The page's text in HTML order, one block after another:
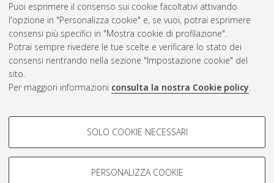
Puoi esprimere il consenso sui cookie facoltativi attivando
l'opzione in "Personalizza cookie" e, se vuoi, potrai esprimere
consensi più specifici in "Mostra cookie di profilazione".
Potrai sempre rivedere le tue scelte e verificare lo stato dei
consensi rientrando nella sezione "Impostazione cookie" del
sito.
Per maggiori informazioni consulta la nostra Cookie policy.
COOKIE DI PROFILAZIONE -
Si tratta di cookie utilizzati per analizzare le caratteristiche della
navigazione degli utenti, creare profili in base al loro comportamento
SOLO COOKIE NECESSARI
PERSONALIZZA COOKIE
Atom
Rss 1.0
Rss 2.0
AMS Laurea
Impostazioni Cookie
Informativa sulla privacy
Condizioni d’uso del sito